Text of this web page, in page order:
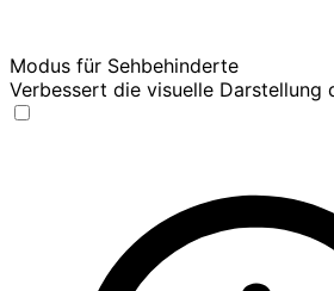
Modus für Sehbehinderte
Verbessert die visuelle Darstellung